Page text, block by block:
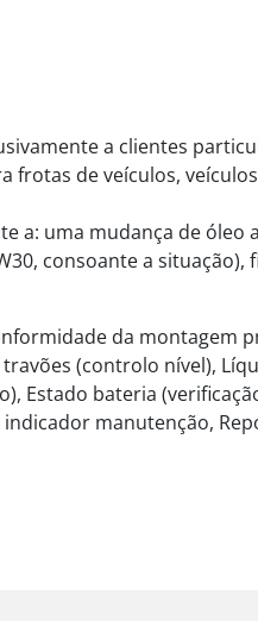
a clientes
frotas de veículos,
a: uma mudança de óleo
consoante a
da montagem
(controlo nível),
Estado bateria
manutenção,